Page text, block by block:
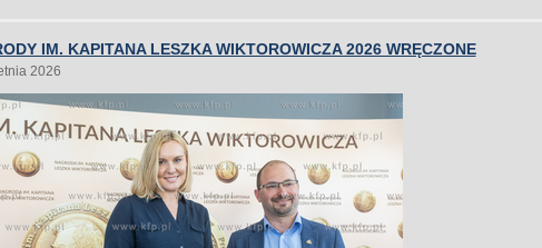
IM. KAPITANA LESZKA WIKTOROWICZA 2026 WRĘCZONE
2026